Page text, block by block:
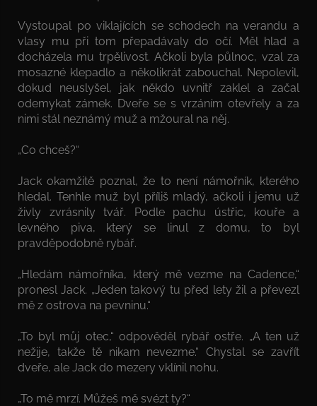
Vystoupal po viklajících se schodech na verandu a
vlasy mu při tom přepadávaly do očí. Měl hlad a
docházela mu trpělivost. Ačkoli byla půlnoc, vzal za
mosazné klepadlo a několikrát zabouchal. Nepolevil,
dokud neuslyšel, jak někdo uvnitř zaklel a začal
odemykat zámek. Dveře se s vrzáním otevřely a za
nimi stál neznámý muž a mžoural na něj.
„Co chceš?“
Jack okamžitě poznal, že to není námořník, kterého
hledal. Tenhle muž byl příliš mladý, ačkoli i jemu už
živly zvrásnily tvář. Podle pachu ústřic, kouře a
levného piva, který se linul z domu, to byl
pravděpodobně rybář.
„Hledám námořníka, který mě vezme na Cadence,“
pronesl Jack. „Jeden takový tu před lety žil a převezl
mě z ostrova na pevninu.“
„To byl můj otec,“ odpověděl rybář ostře. „A ten už
nežije, takže tě nikam nevezme.“ Chystal se zavřít
dveře, ale Jack do mezery vklínil nohu.
„To mě mrzí. Můžeš mě svézt ty?“